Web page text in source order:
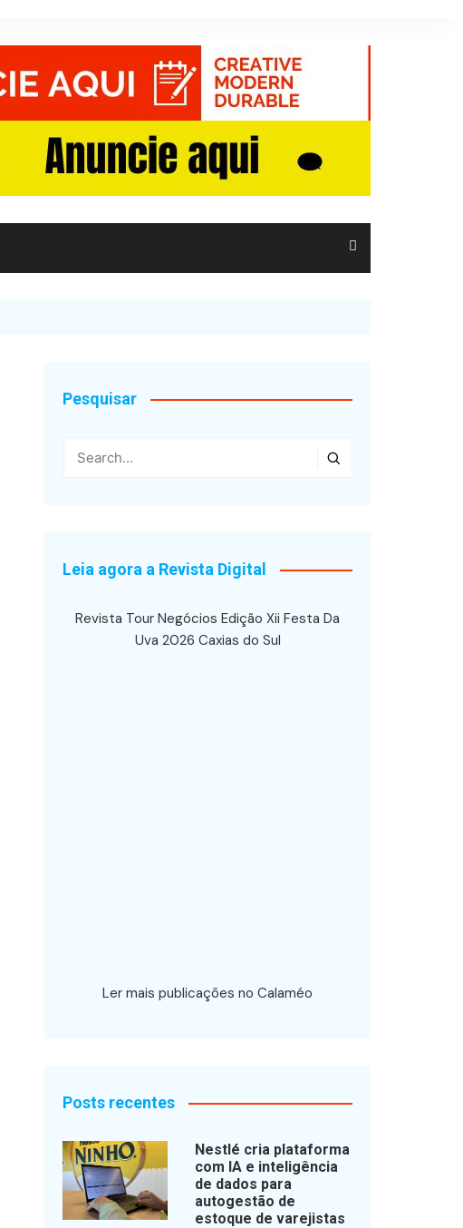
Pesquisar
Leia agora a Revista Digital
Revista Tour Negócios Edição Xii Festa Da
Uva 2026 Caxias do Sul
Ler mais publicações no Calaméo
Posts recentes
Nestlé cria plataforma
com IA e inteligência
de dados para
autogestão de
estoque de varejistas